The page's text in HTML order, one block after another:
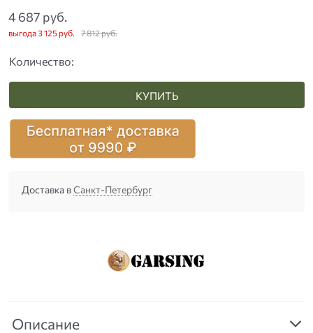
7 812 руб.
4 687 руб.
выгода3 125 руб.
Количество:
КУПИТЬ
Доставка вСанкт-Петербург
Описание